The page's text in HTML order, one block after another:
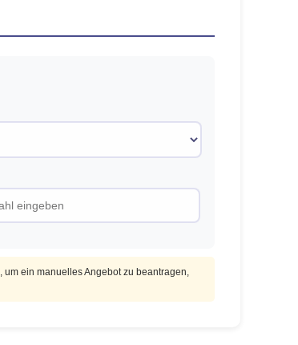
, um ein manuelles Angebot zu beantragen,